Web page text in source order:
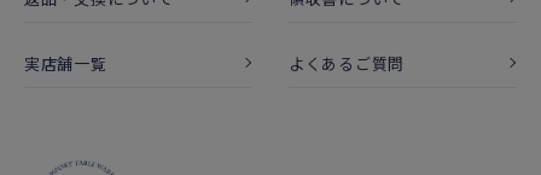
実店舗一覧 よくあるご質問